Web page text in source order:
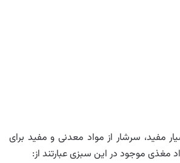
مفید، سرشار از مواد معدنی و مفید برای
مغذی موجود در این سبزی عبارتند از: